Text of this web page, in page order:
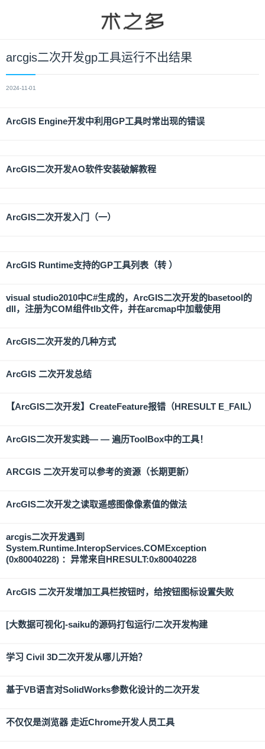
arcgis二次开发gp工具运行不出结果
2024-11-01
ArcGIS Engine开发中利用GP工具时常出现的错误
ArcGIS二次开发AO软件安装破解教程
ArcGIS二次开发入门（一）
ArcGIS Runtime支持的GP工具列表（转 ）
visual studio2010中C#生成的，ArcGIS二次开发的basetool的
dll，注册为COM组件tlb文件，并在arcmap中加载使用
ArcGIS二次开发的几种方式
ArcGIS 二次开发总结
【ArcGIS二次开发】CreateFeature报错（HRESULT E_FAIL）
ArcGIS二次开发实践— — 遍历ToolBox中的工具！
ARCGIS 二次开发可以参考的资源（长期更新）
ArcGIS二次开发之读取遥感图像像素值的做法
arcgis二次开发遇到
System.Runtime.InteropServices.COMException
(0x80040228) ：异常来自HRESULT:0x80040228
ArcGIS 二次开发增加工具栏按钮时，给按钮图标设置失败
[大数据可视化]-saiku的源码打包运行/二次开发构建
学习 Civil 3D二次开发从哪儿开始？
基于VB语言对SolidWorks参数化设计的二次开发
不仅仅是浏览器 走近Chrome开发人员工具